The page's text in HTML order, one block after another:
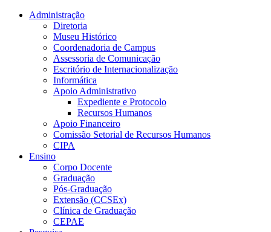
Conteúdo principal Menu principal
Administração
Diretoria
Museu Histórico
Coordenadoria de Campus
Assessoria de Comunicação
Escritório de Internacionalização
Informática
Apoio Administrativo
Expediente e Protocolo
Recursos Humanos
Apoio Financeiro
Comissão Setorial de Recursos Humanos
CIPA
Ensino
Corpo Docente
Graduação
Pós-Graduação
Extensão (CCSEx)
Clínica de Graduação
CEPAE